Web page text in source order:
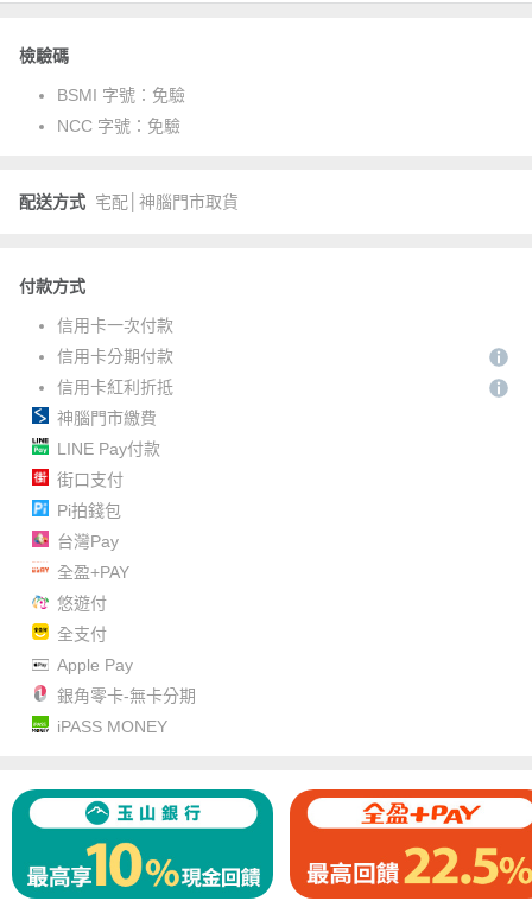
檢驗碼
BSMI 字號： 免驗
NCC 字號： 免驗
配送方式 宅配│神腦門市取貨
付款方式
信用卡一次付款
信用卡分期付款
信用卡紅利折抵
神腦門市繳費
LINE Pay付款
街口支付
Pi拍錢包
台灣Pay
全盈+PAY
悠遊付
全支付
Apple Pay
銀角零卡-無卡分期
iPASS MONEY